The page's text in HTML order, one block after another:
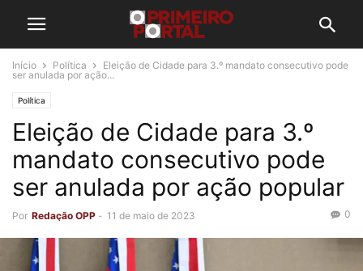
Início Política
Eleição de Cidade para 3.º mandato consecutivo pode
ser anulada por ação...
Política
Eleição de Cidade para 3.º
mandato consecutivo pode
ser anulada por ação popular
Por Redação OPP - 11 de maio de 2023 0